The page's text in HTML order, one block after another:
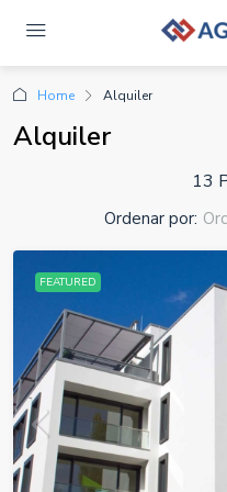
Home Alquiler
Alquiler
13
Ordenar por:
FEATURED